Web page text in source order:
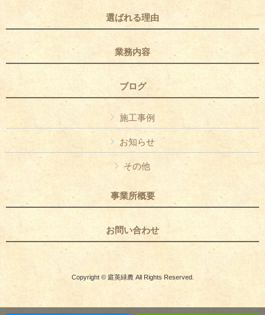
選ばれる理由
業務内容
ブログ
施工事例
お知らせ
その他
事業所概要
お問い合わせ
Copyright © 庭英緑農 All Rights Reserved.